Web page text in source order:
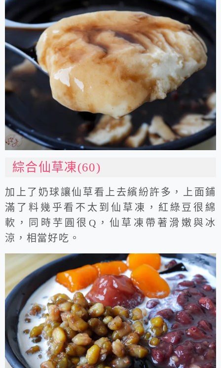
綜合仙草凍(60)
加上了奶球讓仙草看上去繽紛許多，上面鋪
滿了料幾乎看不太到仙草凍，紅綠豆很綿
軟，同時芋圓很Q，仙草凍帶著滑嫩與冰
涼，相當好吃。